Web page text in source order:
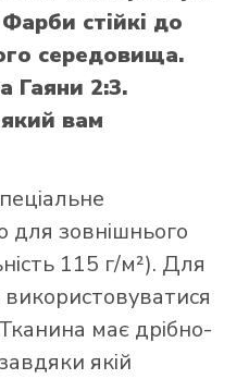
стійкі до
середовища.
Гаяни 2:3.
вам
для зовнішнього
115 г/м²). Для
використовуватися
має дрібно-
якій